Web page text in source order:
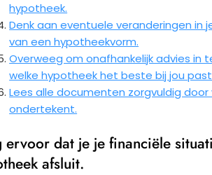
hypotheek.
Denk aan eventuele veranderingen in
van een hypotheekvorm.
Overweeg om onafhankelijk advies in
welke hypotheek het beste bij jou
Lees alle documenten zorgvuldig
ondertekent.
ervoor dat je je financiële
afsluit.